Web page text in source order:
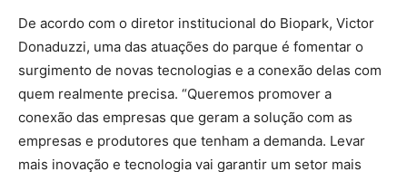
De acordo com o diretor institucional do Biopark, Victor
Donaduzzi, uma das atuações do parque é fomentar o
surgimento de novas tecnologias e a conexão delas com
quem realmente precisa. “Queremos promover a
conexão das empresas que geram a solução com as
empresas e produtores que tenham a demanda. Levar
mais inovação e tecnologia vai garantir um setor mais